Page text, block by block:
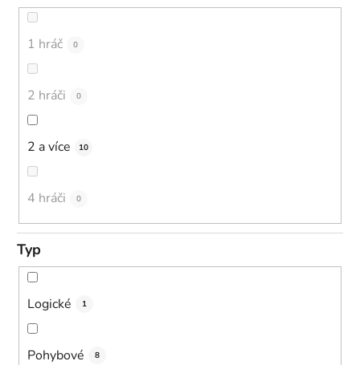
1 hráč 0
2 hráči 0
2 a více 10
4 hráči 0
Typ
Logické 1
Pohybové 8